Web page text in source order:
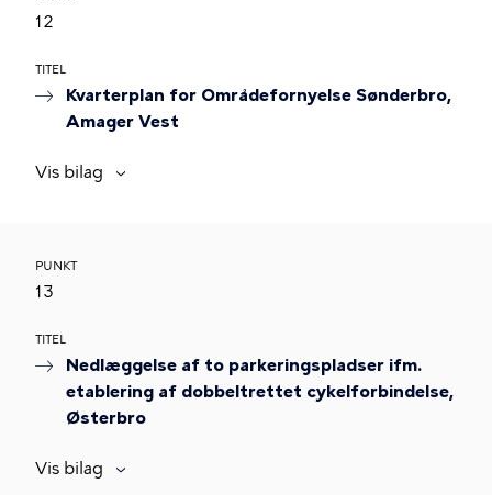
12
TITEL
Kvarterplan for Områdefornyelse Sønderbro,
Amager Vest
Vis bilag
PUNKT
13
TITEL
Nedlæggelse af to parkeringspladser ifm.
etablering af dobbeltrettet cykelforbindelse,
Østerbro
Vis bilag